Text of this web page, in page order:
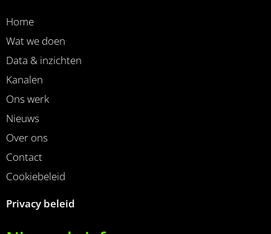
Home
Wat we doen
Data & inzichten
Kanalen
Ons werk
Nieuws
Over ons
Contact
Cookiebeleid
Privacy beleid